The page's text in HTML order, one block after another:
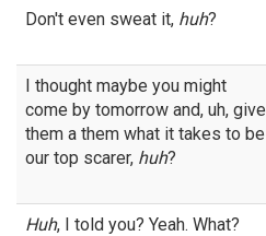
Don't even sweat it, huh?
I thought maybe you might
come by tomorrow and, uh, give
them a them what it takes to be
our top scarer, huh?
Huh, I told you? Yeah. What?